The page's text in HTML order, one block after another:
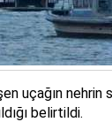
uçağın nehrin
belirtildi.